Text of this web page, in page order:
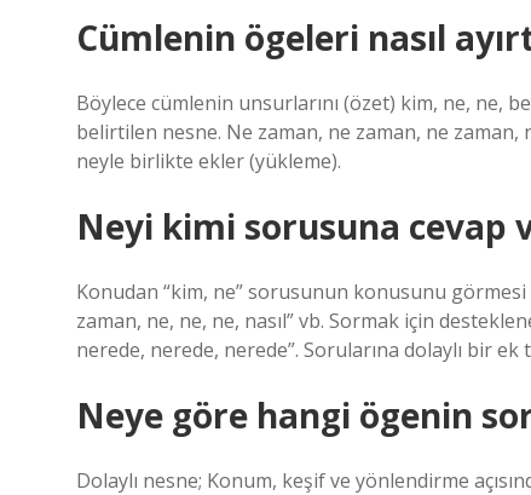
Cümlenin ögeleri nasıl
Böylece cümlenin unsurlarını (özet) kim, ne, ne,
belirtilen nesne. Ne zaman, ne zaman, ne
neyle birlikte ekler (yükleme).
Neyi kimi sorusuna cevap
Konudan “kim, ne” sorusunun konusunu görmesi
zaman, ne, ne, ne, nasıl” vb. Sormak için
nerede, nerede, nerede”. Sorularına dolaylı bir ek
Neye göre hangi ögenin
Dolaylı nesne; Konum, keşif ve yönlendirme